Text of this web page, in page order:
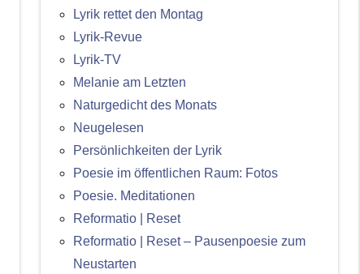
Lyrik rettet den Montag
Lyrik-Revue
Lyrik-TV
Melanie am Letzten
Naturgedicht des Monats
Neugelesen
Persönlichkeiten der Lyrik
Poesie im öffentlichen Raum: Fotos
Poesie. Meditationen
Reformatio | Reset
Reformatio | Reset – Pausenpoesie zum
Neustarten